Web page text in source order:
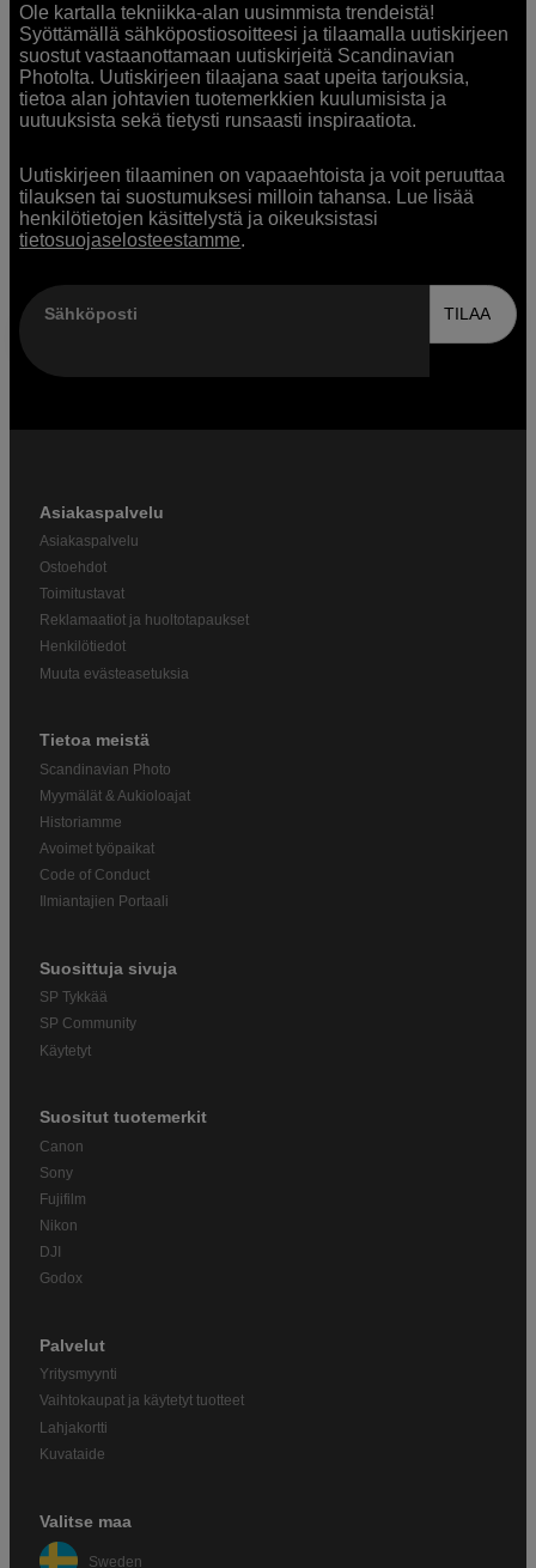
Ole kartalla tekniikka-alan uusimmista trendeistä!
Syöttämällä sähköpostiosoitteesi ja tilaamalla uutiskirjeen
suostut vastaanottamaan uutiskirjeitä Scandinavian
Photolta. Uutiskirjeen tilaajana saat upeita tarjouksia,
tietoa alan johtavien tuotemerkkien kuulumisista ja
uutuuksista sekä tietysti runsaasti inspiraatiota.
Uutiskirjeen tilaaminen on vapaaehtoista ja voit peruuttaa
tilauksen tai suostumuksesi milloin tahansa. Lue lisää
henkilötietojen käsittelystä ja oikeuksistasi
tietosuojaselosteestamme.
Sähköposti TILAA
Asiakaspalvelu
Asiakaspalvelu
Ostoehdot
Toimitustavat
Reklamaatiot ja huoltotapaukset
Henkilötiedot
Muuta evästeasetuksia
Tietoa meistä
Scandinavian Photo
Myymälät & Aukioloajat
Historiamme
Avoimet työpaikat
Code of Conduct
Ilmiantajien Portaali
Suosittuja sivuja
SP Tykkää
SP Community
Käytetyt
Suositut tuotemerkit
Canon
Sony
Fujifilm
Nikon
DJI
Godox
Palvelut
Yritysmyynti
Vaihtokaupat ja käytetyt tuotteet
Lahjakortti
Kuvataide
Valitse maa
Sweden